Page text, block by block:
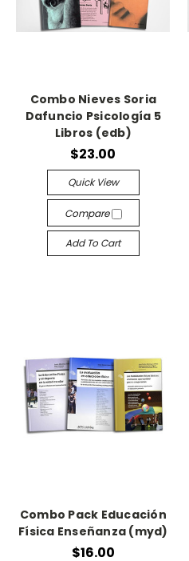
Combo Nieves Soria
Dafuncio Psicología 5
Libros (edb)
$23.00
Quick View
Compare
Add To Cart
Combo Pack Educación
Física Enseñanza (myd)
$16.00